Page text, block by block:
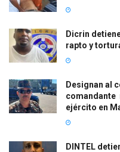
Dicrin
rapto y
Designan al
comandante
ejército en
DINTEL